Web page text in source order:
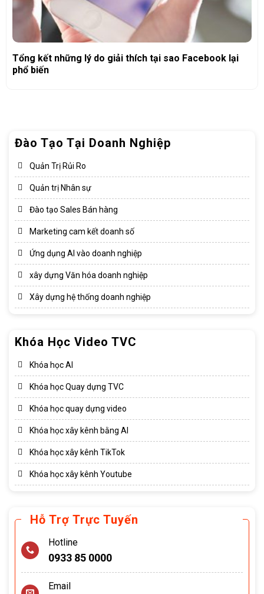
Đào Tạo Tại Doanh Nghiệp
Quản Trị Rủi Ro
Quản trị Nhân sự
Đào tạo Sales Bán hàng
Marketing cam kết doanh số
Ứng dụng AI vào doanh nghiệp
xây dựng Văn hóa doanh nghiệp​
Xây dựng hệ thống doanh nghiệp​
Khóa Học Video TVC
Khóa học AI
Khóa học Quay dựng TVC
Khóa học quay dựng video
Khóa học xây kênh bằng AI
Khóa học xây kênh TikTok
Khóa học xây kênh Youtube
Hỗ Trợ Trực Tuyến
Hotline
0933 85 0000
Email
Tổng kết những lý do giải thích tại sao Facebook lại
phổ biến